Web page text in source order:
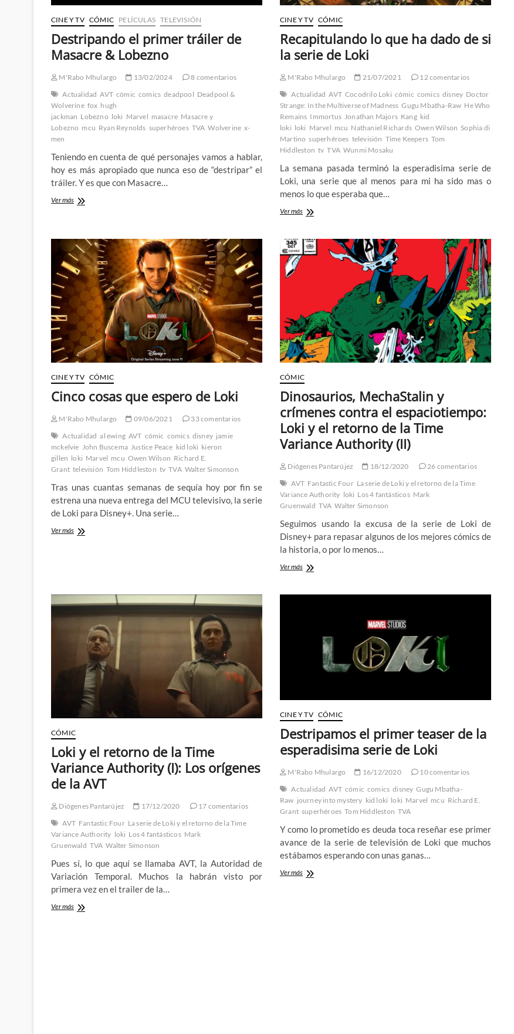
CINE Y TV CÓMIC PELÍCULAS TELEVISIÓN
Destripando el primer tráiler de
Masacre & Lobezno
M'Rabo Mhulargo 13/02/2024
8 comentarios
Actualidad AVT cómic comics deadpool Deadpool &
Wolverine fox hugh
jackman Lobezno loki Marvel masacre Masacre y
Lobezno mcu Ryan Reynolds superhéroes TVA Wolverine x-
men
Teniendo en cuenta de qué personajes vamos a hablar,
hoy es más apropiado que nunca eso de “destripar” el
tráiler. Y es que con Masacre…
Ver másDestripando
de
Masacre
&
Lobezno
CINE Y TV CÓMIC
Recapitulando lo que ha dado de si
la serie de Loki
M'Rabo Mhulargo 21/07/2021
12 comentarios
Actualidad AVT Cocodrilo Loki cómic comics disney Doctor
Strange: In the Multiverse of Madness Gugu Mbatha-Raw He Who
Remains Immortus Jonathan Majors Kang kid
loki loki Marvel mcu Nathaniel Richards Owen Wilson Sophia di
Martino superhéroes televisión Time Keepers Tom
Hiddleston tv TVA Wunmi Mosaku
La semana pasada terminó la esperadisima serie de
Loki, una serie que al menos para mi ha sido mas o
menos lo que esperaba que…
Ver másRecapitulando
ha
dado
Loki
CINE Y TV CÓMIC
Cinco cosas que espero de Loki
M'Rabo Mhulargo 09/06/2021
33 comentarios
Actualidad al ewing AVT cómic comics disney jamie
mckelvie John Buscema Justice Peace kid loki kieron
gillen loki Marvel mcu Owen Wilson Richard E.
Grant televisión Tom Hiddleston tv TVA Walter Simonson
Tras unas cuantas semanas de sequía hoy por fin se
estrena una nueva entrega del MCU televisivo, la serie
de Loki para Disney+. Una serie…
Ver másCinco
CÓMIC
Dinosaurios, MechaStalin y
crímenes contra el espaciotiempo:
Loki y el retorno de la Time
Variance Authority (II)
Diógenes Pantarújez 18/12/2020
26 comentarios
AVT Fantastic Four La serie de Loki y el retorno de la Time
Variance Authority loki Los 4 fantásticos Mark
Gruenwald TVA Walter Simonson
Seguimos usando la excusa de la serie de Loki de
Disney+ para repasar algunos de los mejores cómics de
la historia, o por lo menos…
Ver másDinosaurios,
Variance
(II)
CÓMIC
Loki y el retorno de la Time
Variance Authority (I): Los orígenes
de la AVT
Diógenes Pantarújez 17/12/2020
17 comentarios
AVT Fantastic Four La serie de Loki y el retorno de la Time
Variance Authority loki Los 4 fantásticos Mark
Gruenwald TVA Walter Simonson
Pues sí, lo que aquí se llamaba AVT, la Autoridad de
Variación Temporal. Muchos la habrán visto por
primera vez en el trailer de la…
Ver másLoki
CINE Y TV CÓMIC
Destripamos el primer teaser de la
esperadisima serie de Loki
M'Rabo Mhulargo 16/12/2020
10 comentarios
Actualidad AVT cómic comics disney Gugu Mbatha-
Raw journey into mystery kid loki loki Marvel mcu Richard E.
Grant superhéroes Tom Hiddleston TVA
Y como lo prometido es deuda toca reseñar ese primer
avance de la serie de televisión de Loki que muchos
estábamos esperando con unas ganas…
Ver másDestripamos